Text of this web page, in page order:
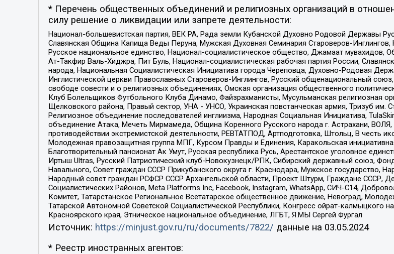
* Перечень общественных объединений и религиозных организаций в
силу решение о ликвидации или запрете деятельности:
Национал-большевистская партия, ВЕК РА, Рада земли Кубанской Духовно Родовой Державы
Славянская Община Капища Веды Перуна, Мужская Духовная Семинария Староверов-
Русское национальное единство, Национал-социалистическое общество, Джамаат мувахидов,
Ат-Такфир Валь-Хиджра, Пит Буль, Национал-социалистическая рабочая партия России,
народа, Национальная Социалистическая Инициатива города Череповца, Духовно-Родовая
Инглистической церкви Православных Староверов-Инглингов, Русский общенациональный
свободе совести и о религиозных объединениях, Омская организация общественного
Клуб Болельщиков Футбольного Клуба Динамо, Файзрахманисты, Мусульманская религиозная
Щелковского района, Правый сектор, УНА - УНСО, Украинская повстанческая армия, Тризуб им.
Религиозное объединение последователей инглиизма, Народная Социальная Инициатива,
объединение Атака, Мечеть Мирмамеда, Община Коренного Русского народа г. Астрахани,
противодействии экстремистской деятельности, РЕВТАТПОД, Артподготовка, Штольц, В честь
Молодежная правозащитная группа МПГ, Курсом Правды и Единения, Каракольская
Благотворительный пансионат Ак Умут, Русская республика Русь, Арестантское уголовное
Иртыш Ultras, Русский Патриотический клуб-Новокузнецк/РПК, Сибирский державный союз,
Навального, Совет граждан СССР Прикубанского округа г. Краснодара, Мужское государство,
Народный совет граждан РСФСР СССР Архангельской области, Проект Штурм, Граждане СССР,
Социалистических Районов, Meta Platforms Inc, Facebook, Instagram, WhatsApp, СИЧ-С14,
Комитет, Татарстанское Региональное Всетатарское общественное движение, Невоград,
Татарской Автономной Советской Социалистической Республики, Конгресс ойрат-калмыцкого
Красноярского края, Этническое национальное объединение, ЛГБТ, Я.МЫ Сергей Фургал
Источник: https://minjust.gov.ru/ru/documents/7822/ данные на 03.05.2024
* Реестр иностранных агентов: